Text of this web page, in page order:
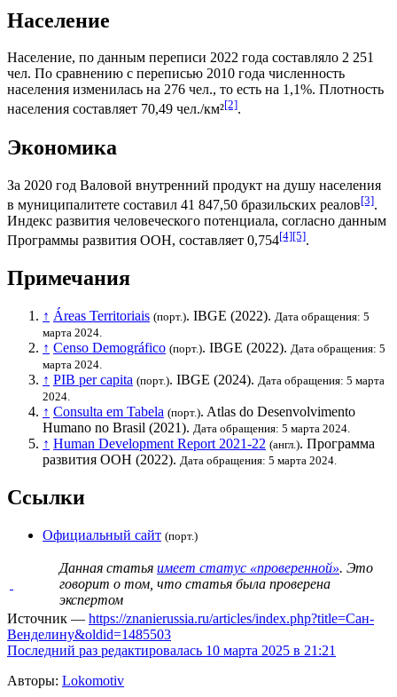
Население
Население, по данным переписи 2022 года составляло 2 251
чел. По сравнению с переписью 2010 года численность
населения изменилась на 276 чел., то есть на 1,1%. Плотность
населения составляет 70,49 чел./км²[2].
Экономика
За 2020 год Валовой внутренний продукт на душу населения
в муниципалитете составил 41 847,50 бразильских реалов[3].
Индекс развития человеческого потенциала, согласно данным
Программы развития ООН, составляет 0,754[4][5].
Примечания
↑ Áreas Territoriais (порт.). IBGE (2022). Дата обращения: 5
марта 2024.
↑ Censo Demográfico (порт.). IBGE (2022). Дата обращения: 5
марта 2024.
↑ PIB per capita (порт.). IBGE (2024). Дата обращения: 5 марта
2024.
↑ Consulta em Tabela (порт.). Atlas do Desenvolvimento
Humano no Brasil (2021). Дата обращения: 5 марта 2024.
↑ Human Development Report 2021-22 (англ.). Программа
развития ООН (2022). Дата обращения: 5 марта 2024.
Ссылки
Официальный сайт (порт.)
Данная статья имеет статус «проверенной». Это
говорит о том, что статья была проверена
экспертом
Источник — https://znanierussia.ru/articles/index.php?title=Сан-
Венделину&oldid=1485503
Последний раз редактировалась 10 марта 2025 в 21:21
Авторы: Lokomotiv